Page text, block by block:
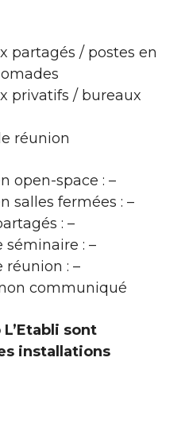
partagés / postes en
privatifs / bureaux
réunion
open-space : –
salles fermées : –
: –
séminaire : –
réunion : –
communiqué
sont
installations